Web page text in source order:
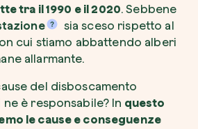
tra il 1990 e il 2020. Sebbene
sia sceso rispetto al
cui stiamo abbattendo alberi
allarmante.
del disboscamento
è responsabile? In questo
le cause e conseguenze
un giro sul nostro magazine